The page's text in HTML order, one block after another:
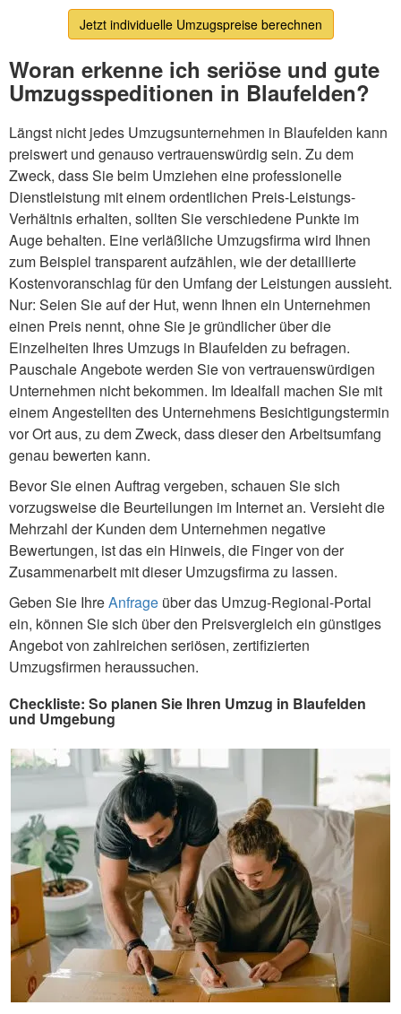
Jetzt individuelle Umzugspreise berechnen
Woran erkenne ich seriöse und gute
Umzugsspeditionen in Blaufelden?
Längst nicht jedes Umzugsunternehmen in Blaufelden kann
preiswert und genauso vertrauenswürdig sein. Zu dem
Zweck, dass Sie beim Umziehen eine professionelle
Dienstleistung mit einem ordentlichen Preis-Leistungs-
Verhältnis erhalten, sollten Sie verschiedene Punkte im
Auge behalten. Eine verläßliche Umzugsfirma wird Ihnen
zum Beispiel transparent aufzählen, wie der detaillierte
Kostenvoranschlag für den Umfang der Leistungen aussieht.
Nur: Seien Sie auf der Hut, wenn Ihnen ein Unternehmen
einen Preis nennt, ohne Sie je gründlicher über die
Einzelheiten Ihres Umzugs in Blaufelden zu befragen.
Pauschale Angebote werden Sie von vertrauenswürdigen
Unternehmen nicht bekommen. Im Idealfall machen Sie mit
einem Angestellten des Unternehmens Besichtigungstermin
vor Ort aus, zu dem Zweck, dass dieser den Arbeitsumfang
genau bewerten kann.
Bevor Sie einen Auftrag vergeben, schauen Sie sich
vorzugsweise die Beurteilungen im Internet an. Versieht die
Mehrzahl der Kunden dem Unternehmen negative
Bewertungen, ist das ein Hinweis, die Finger von der
Zusammenarbeit mit dieser Umzugsfirma zu lassen.
Geben Sie IhreAnfrage über das Umzug-Regional-Portal
ein, können Sie sich über den Preisvergleich ein günstiges
Angebot von zahlreichen seriösen, zertifizierten
Umzugsfirmen heraussuchen.
Checkliste: So planen Sie Ihren Umzug in Blaufelden
und Umgebung